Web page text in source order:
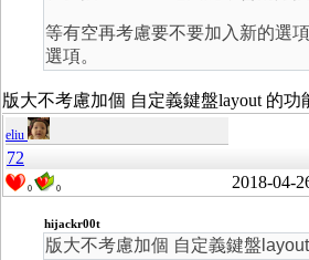
等有空再考慮要不要加入新的選
選項。
版大不考慮加個 自定義鍵盤layout 的功
eliu
72
0 0 2018-04-
hijackr00t
版大不考慮加個 自定義鍵盤